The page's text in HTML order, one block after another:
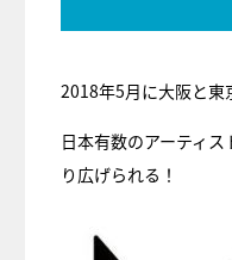
2018年5月に大阪と東
日本有数のアーティ
り広げられる！